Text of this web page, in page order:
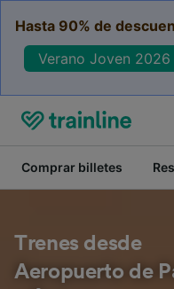
Hasta 90% de
Verano Joven
Comprar billetes
Trenes desde
Aeropuerto de